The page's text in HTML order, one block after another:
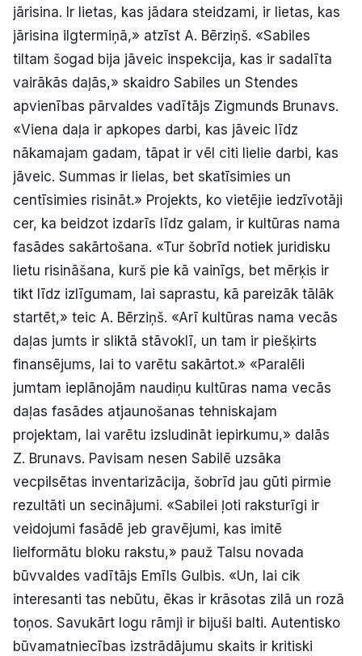
jārisina. Ir lietas, kas jādara steidzami, ir lietas, kas
jārisina ilgtermiņā,» atzīst A. Bērziņš. «Sabiles
tiltam šogad bija jāveic inspekcija, kas ir sadalīta
vairākās daļās,» skaidro Sabiles un Stendes
apvienības pārvaldes vadītājs Zigmunds Brunavs.
«Viena daļa ir apkopes darbi, kas jāveic līdz
nākamajam gadam, tāpat ir vēl citi lielie darbi, kas
jāveic. Summas ir lielas, bet skatīsimies un
centīsimies risināt.» Projekts, ko vietējie iedzīvotāji
cer, ka beidzot izdarīs līdz galam, ir kultūras nama
fasādes sakārtošana. «Tur šobrīd notiek juridisku
lietu risināšana, kurš pie kā vainīgs, bet mērķis ir
tikt līdz izlīgumam, lai saprastu, kā pareizāk tālāk
startēt,» teic A. Bērziņš. «Arī kultūras nama vecās
daļas jumts ir sliktā stāvoklī, un tam ir piešķirts
finansējums, lai to varētu sakārtot.» «Paralēli
jumtam ieplānojām naudiņu kultūras nama vecās
daļas fasādes atjaunošanas tehniskajam
projektam, lai varētu izsludināt iepirkumu,» dalās
Z. Brunavs. Pavisam nesen Sabilē uzsāka
vecpilsētas inventarizācija, šobrīd jau gūti pirmie
rezultāti un secinājumi. «Sabilei ļoti raksturīgi ir
veidojumi fasādē jeb gravējumi, kas imitē
lielformātu bloku rakstu,» pauž Talsu novada
būvvaldes vadītājs Emīls Gulbis. «Un, lai cik
interesanti tas nebūtu, ēkas ir krāsotas zilā un rozā
toņos. Savukārt logu rāmji ir bijuši balti. Autentisko
būvamatniecības izstrādājumu skaits ir kritiski